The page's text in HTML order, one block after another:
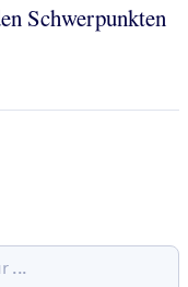
Schwerpunkten